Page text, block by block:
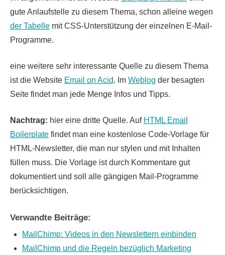
gute Anlaufstelle zu diesem Thema, schon alleine wegen
der Tabelle mit CSS-Unterstützung der einzelnen E-Mail-
Programme.
eine weitere sehr interessante Quelle zu diesem Thema
ist die Website Email on Acid. Im Weblog der besagten
Seite findet man jede Menge Infos und Tipps.
Nachtrag: hier eine dritte Quelle. Auf HTML Email
Boilerplate findet man eine kostenlose Code-Vorlage für
HTML-Newsletter, die man nur stylen und mit Inhalten
füllen muss. Die Vorlage ist durch Kommentare gut
dokumentiert und soll alle gängigen Mail-Programme
berücksichtigen.
Verwandte Beiträge:
MailChimp: Videos in den Newslettern einbinden
MailChimp und die Regeln bezüglich Marketing